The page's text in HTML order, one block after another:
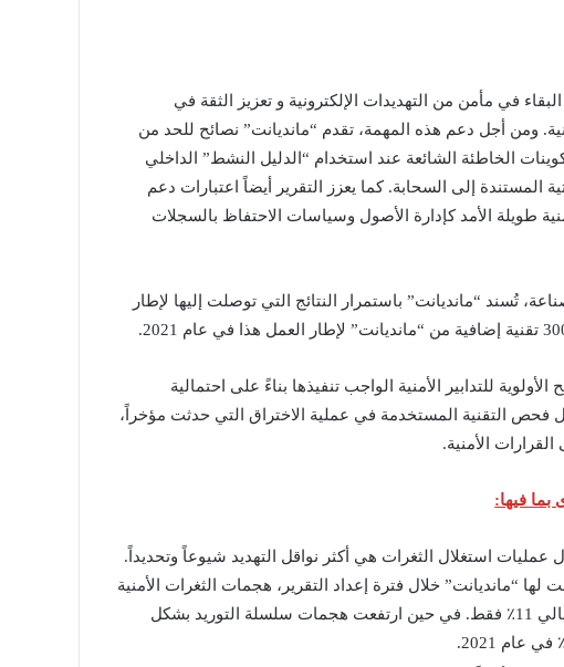
في مأمن من التهديدات الإلكترونية و تعزيز الثقة في
ومن أجل دعم هذه المهمة، تقدم “مانديانت” نصائح للحد من
الخاطئة الشائعة عند استخدام “الدليل النشط” الداخلي
المستندة إلى السحابة. كما يعزز التقرير أيضاً اعتبارات دعم
طويلة الأمد كإدارة الأصول وسياسات الاحتفاظ بالسجلات
تُسند “مانديانت” باستمرار النتائج التي توصلت إليها لإطار
للتدابير الأمنية الواجب تنفيذها بناءً على احتمالية
فحص التقنية المستخدمة في عملية الاختراق التي حدثت مؤخراً،
الأمنية.
عمليات استغلال الثغرات هي أكثر نواقل التهديد شيوعاً وتحديداً.
“مانديانت” خلال فترة إعداد التقرير، هجمات الثغرات الأمنية
بنسبة 37%، فيما شكلت هجمات التصيّد الاحتيالي 11٪ فقط. في حين ارتفعت هجمات سلسلة التوريد بشكل